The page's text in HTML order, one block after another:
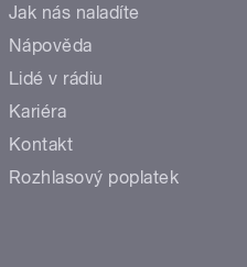
Jak nás naladíte
Nápověda
Lidé v rádiu
Kariéra
Kontakt
Rozhlasový poplatek